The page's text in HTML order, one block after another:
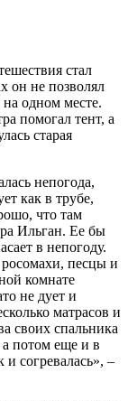
стал
он не позволял
на одном месте.
помогал тент, а
старая
непогода,
как в трубе,
что там
Ильган. Ее бы
в непогоду.
песцы и
комнате
не дует и
матрасов и
своих спальника
потом еще и в
и согревалась», –